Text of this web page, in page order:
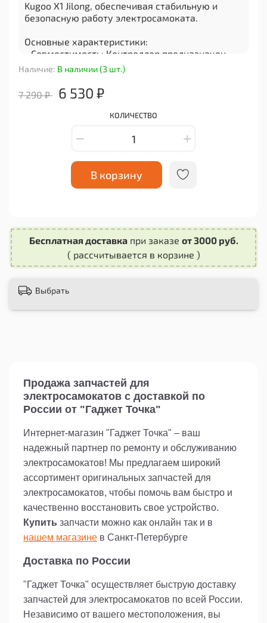
Наличие: В наличии (3 шт.)
7 290 ₽ 6 530 ₽
КОЛИЧЕСТВО
В корзину
Kugoo X1 Jilong, обеспечивая стабильную и
безопасную работу электросамоката.
Основные характеристики:
- Совместимость: Контроллер предназначен
специально для использования с
электросамокатом Kugoo X1 Jilong, гарантируя
идеальную совместимость и легкую установку.
- Высокое качество: Изготовлен из прочного
материала, контроллер обладает высокой
способен выдерживать интенсивное
- Безопасность: Контроллер обеспечивает
стабильную работу самоката, регулируя
скорость и торможение. Это позволяет
с необходимыми креплениями и инструкцией
по установке, что делает процесс замены
быстрым и легким.
электросамоката из-за неисправного
Бесплатная доставкапри заказе от 3000 руб.
( рассчитывается в корзине )
Выбрать
Продажа запчастей для
электросамокатов с доставкой по
России от "Гаджет Точка"
Интернет-магазин "Гаджет Точка" – ваш
надежный партнер по ремонту и обслуживанию
электросамокатов! Мы предлагаем широкий
ассортимент оригинальных запчастей для
электросамокатов, чтобы помочь вам быстро и
качественно восстановить свое устройство.
Купить запчасти можно как онлайн так и в
нашем магазине в Санкт-Петербурге
Доставка по России
"Гаджет Точка" осуществляет быструю доставку
запчастей для электросамокатов по всей России.
Независимо от вашего местоположения, вы